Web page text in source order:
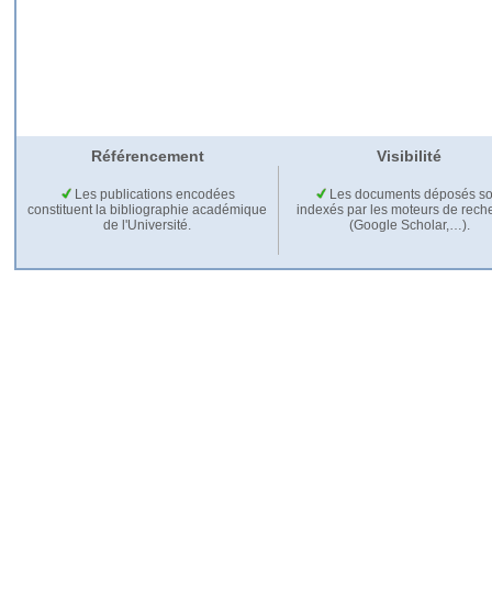
Référencement Visibilité
Les publications encodées
constituent la bibliographie académique
de l'Université.
Les documents déposés
indexés par les moteurs de
(Google Scholar,…).